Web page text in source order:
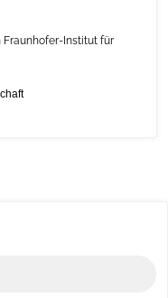
Fraunhofer-Institut für